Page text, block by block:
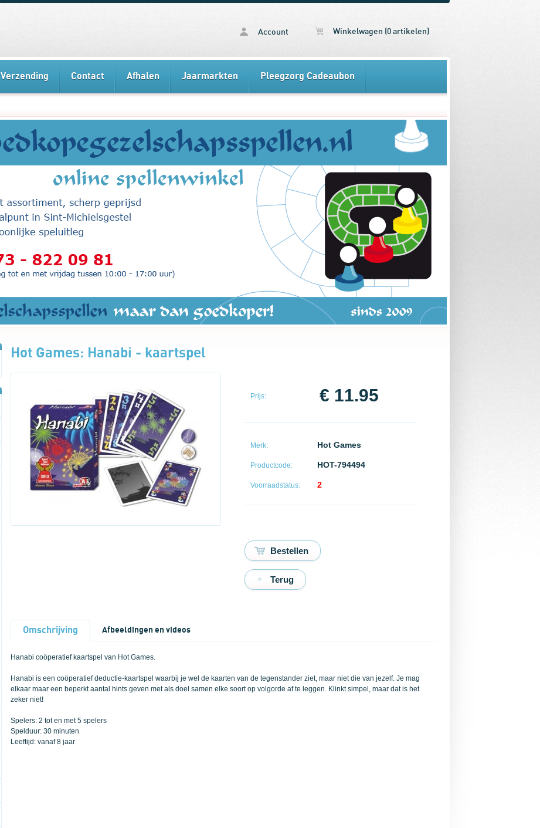
Account Winkelwagen (0 artikelen)
Verzending Contact Afhalen Jaarmarkten Pleegzorg Cadeaubon
Hot Games: Hanabi - kaartspel
Prijs: € 11.95
Merk: Hot Games
Productcode: HOT-794494
Voorraadstatus: 2
Terug
Omschrijving Afbeeldingen en videos
Hanabi coöperatief kaartspel van Hot Games.
Hanabi is een coöperatief deductie-kaartspel waarbij je wel de kaarten van de tegenstander ziet, maar niet die van jezelf. Je mag
elkaar maar een beperkt aantal hints geven met als doel samen elke soort op volgorde af te leggen. Klinkt simpel, maar dat is het
zeker niet!
Spelers: 2 tot en met 5 spelers
Spelduur: 30 minuten
Leeftijd: vanaf 8 jaar